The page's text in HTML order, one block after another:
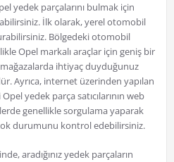
yedek parçalarını bulmak için
İlk olarak, yerel otomobil
Bölgedeki otomobil
Opel markalı araçlar için geniş bir
ihtiyaç duyduğunuz
Ayrıca, internet üzerinden yapılan
yedek parça satıcılarının web
genellikle sorgulama yaparak
durumunu kontrol edebilirsiniz.
aradığınız yedek parçaların